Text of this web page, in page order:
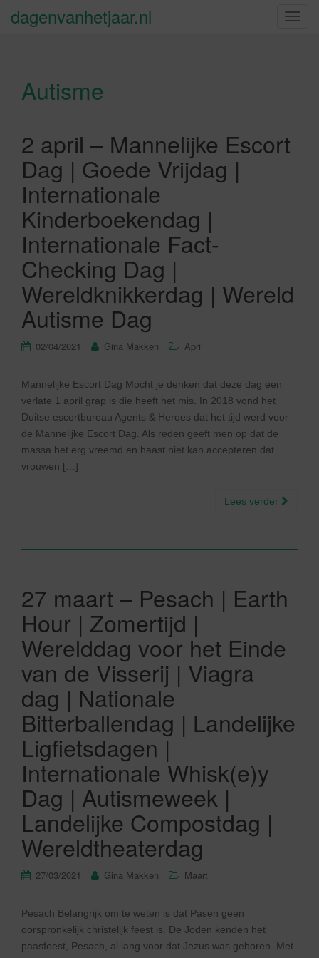
S
dagenvanhetjaar.nl
Autisme
2 april – Mannelijke Escort
Dag | Goede Vrijdag |
Internationale
Kinderboekendag |
Internationale Fact-
Checking Dag |
Wereldknikkerdag | Wereld
Autisme Dag
02/04/2021 Gina Makken April
Mannelijke Escort Dag Mocht je denken dat deze dag een
verlate 1 april grap is die heeft het mis. In 2018 vond het
Duitse escortbureau Agents & Heroes dat het tijd werd voor
de Mannelijke Escort Dag. Als reden geeft men op dat de
massa het erg vreemd en haast niet kan accepteren dat
vrouwen […]
Lees verder
27 maart – Pesach | Earth
Hour | Zomertijd |
Werelddag voor het Einde
van de Visserij | Viagra
dag | Nationale
Bitterballendag | Landelijke
Ligfietsdagen |
Internationale Whisk(e)y
Dag | Autismeweek |
Landelijke Compostdag |
Wereldtheaterdag
27/03/2021 Gina Makken Maart
Pesach Belangrijk om te weten is dat Pasen geen
oorspronkelijk christelijk feest is. De Joden kenden het
paasfeest, Pesach, al lang voor dat Jezus was geboren. Met